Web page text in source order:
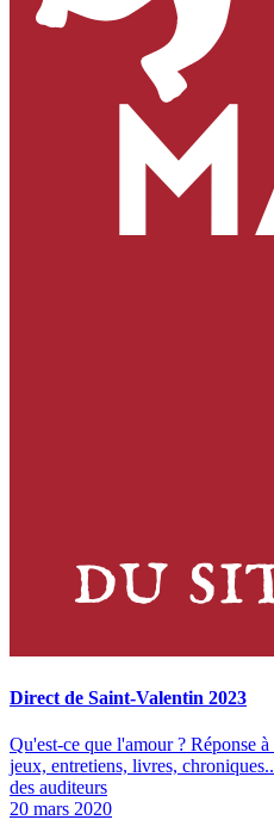
Direct de Saint-Valentin 2023
Qu'est-ce que l'amour ? Réponse
jeux, entretiens, livres,
des auditeurs
20 mars 2020